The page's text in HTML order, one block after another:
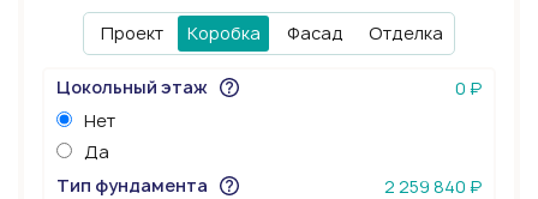
Проект Коробка Фасад Отделка
Цокольный этаж
0 ₽
Нет
Да
Тип фундамента
2 259 840 ₽